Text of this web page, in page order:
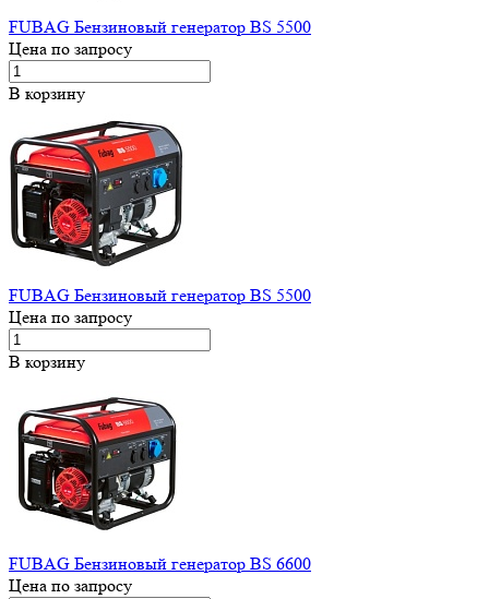
FUBAG Бензиновый генератор BS 5500
Цена по запросу
В корзину
FUBAG Бензиновый генератор BS 5500
Цена по запросу
В корзину
FUBAG Бензиновый генератор BS 6600
Цена по запросу